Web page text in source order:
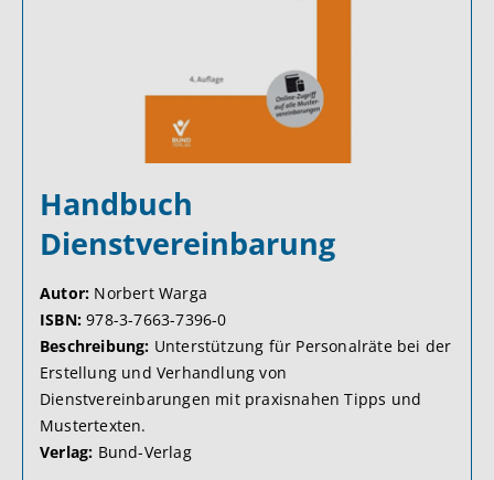
Handbuch
Dienstvereinbarung
Autor: Norbert Warga
ISBN: 978-3-7663-7396-0
Beschreibung: Unterstützung für Personalräte bei der
Erstellung und Verhandlung von
Dienstvereinbarungen mit praxisnahen Tipps und
Mustertexten.
Verlag: Bund-Verlag